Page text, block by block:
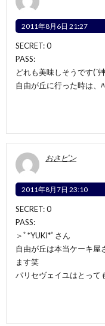
2011年8月6日 21:27
SECRET: 0
PASS:
どれも美味しそうです(´
自由が丘に行った時は
おさピン
2011年8月7日 23:10
SECRET: 0
PASS:
＞ﾟ*YUKI*ﾟさん
自由が丘は本当ケーキ屋
ます笑
パリセヴェイユはとって